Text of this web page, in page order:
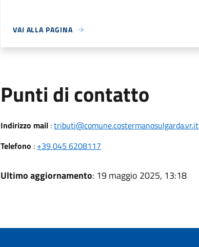
VAI ALLA PAGINA
Punti di contatto
Indirizzo mail:tributi@comune.costermanosulgarda.vr.it
Telefono : +39 045 6208117
Ultimo aggiornamento: 19 maggio 2025, 13:18